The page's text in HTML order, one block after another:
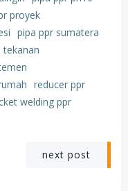
proyek
pipa ppr sumatera
tekanan
reducer ppr
welding ppr
next post